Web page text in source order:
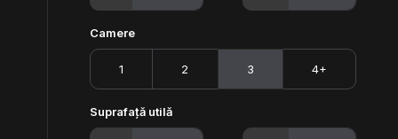
Camere
1 2 3 4+
Suprafață utilă